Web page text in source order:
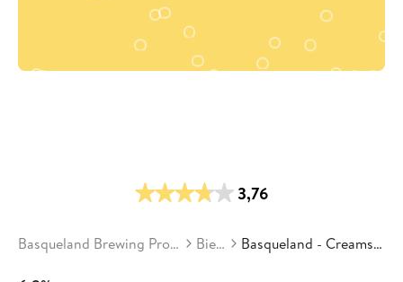
3,76
Basqueland Brewing Project Biere Basqueland - Creamsicle